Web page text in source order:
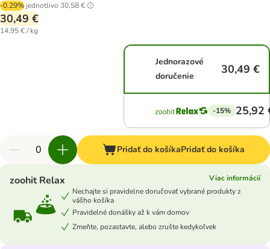
-0.29% jednotlivo 30,58 €
30,49 €
14,95 € / kg
Jednorazové
doručenie
30,49 €
-15% 25,92
Pridať do košíkaPridať do košíka
zoohit Relax
Viac informácií
Nechajte si pravidelne doručovať vybrané produkty z
vášho košíka
Pravidelné donášky až k vám domov
Zmeňte, pozastavte, alebo zrušte kedykoľvek